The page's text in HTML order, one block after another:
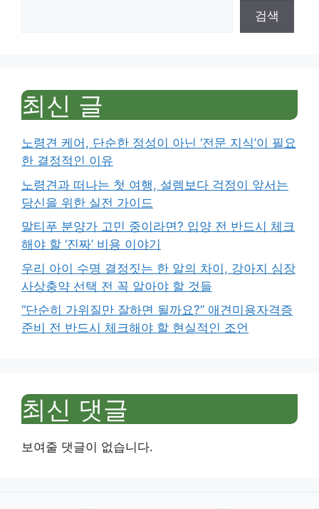
검색
최신 글
노령견 케어, 단순한 정성이 아닌 ‘전문 지식’이 필요
한 결정적인 이유
노령견과 떠나는 첫 여행, 설렘보다 걱정이 앞서는
당신을 위한 실전 가이드
말티푸 분양가 고민 중이라면? 입양 전 반드시 체크
해야 할 ‘진짜’ 비용 이야기
우리 아이 수명 결정짓는 한 알의 차이, 강아지 심장
사상충약 선택 전 꼭 알아야 할 것들
“단순히 가위질만 잘하면 될까요?” 애견미용자격증
준비 전 반드시 체크해야 할 현실적인 조언
최신 댓글
보여줄 댓글이 없습니다.